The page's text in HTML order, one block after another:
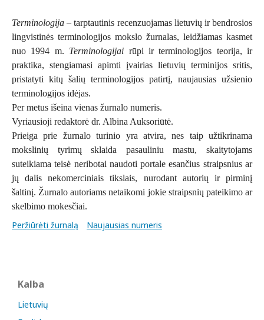
Terminologija – tarptautinis recenzuojamas lietuvių ir bendrosios
lingvistinės terminologijos mokslo žurnalas, leidžiamas kasmet
nuo 1994 m. Terminologijai rūpi ir terminologijos teorija, ir
praktika, stengiamasi apimti įvairias lietuvių terminijos sritis,
pristatyti kitų šalių terminologijos patirtį, naujausias užsienio
terminologijos idėjas.
Per metus išeina vienas žurnalo numeris.
Vyriausioji redaktorė dr. Albina Auksoriūtė.
Prieiga prie žurnalo turinio yra atvira, nes taip užtikrinama
mokslinių tyrimų sklaida pasauliniu mastu, skaitytojams
suteikiama teisė neribotai naudoti portale esančius straipsnius ar
jų dalis nekomerciniais tikslais, nurodant autorių ir pirminį
šaltinį. Žurnalo autoriams netaikomi jokie straipsnių pateikimo ar
skelbimo mokesčiai.
Peržiūrėti žurnalą Naujausias numeris
Kalba
Lietuvių